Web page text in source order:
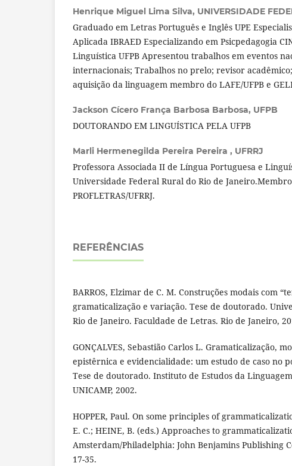
Henrique Miguel Lima Silva, UNIVERSIDADE
Graduado em Letras Português e Inglês UPE
Aplicada IBRAED Especializando em Psicpedagogia
Linguística UFPB Apresentou trabalhos em eventos
internacionais; Trabalhos no prelo; revisor
aquisição da linguagem membro do LAFE/UFPB e
Jackson Cícero França Barbosa Barbosa, UFPB
DOUTORANDO EM LINGUÍSTICA PELA UFPB
Marli Hermenegilda Pereira Pereira , UFRRJ
Professora Associada II de Língua Portuguesa e
Universidade Federal Rural do Rio de
PROFLETRAS/UFRRJ.
REFERÊNCIAS
BARROS, Elzimar de C. M. Construções modais com
gramaticalização e variação. Tese de doutorado.
Rio de Janeiro. Faculdade de Letras. Rio de Janeiro,
GONÇALVES, Sebastião Carlos L. Gramaticalização,
epistêrnica e evidencialidade: um estudo de caso no
Tese de doutorado. Instituto de Estudos da
UNICAMP, 2002.
HOPPER, Paul. On some principles of
E. C.; HEINE, B. (eds.) Approaches to
Amsterdam/Philadelphia: John Benjamins Publishing
17-35.